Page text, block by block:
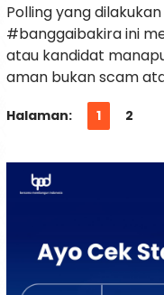
Polling yang
#banggaibakira ini
atau kandidat
aman bukan scam
Halaman: 1 2